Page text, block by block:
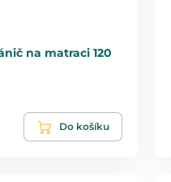
na matraci 120
Do košíku